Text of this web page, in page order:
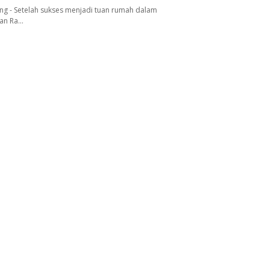
- Setelah sukses menjadi tuan rumah dalam
Ra…